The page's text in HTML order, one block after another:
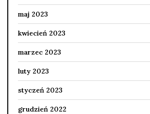
maj 2023
kwiecień 2023
marzec 2023
luty 2023
styczeń 2023
grudzień 2022